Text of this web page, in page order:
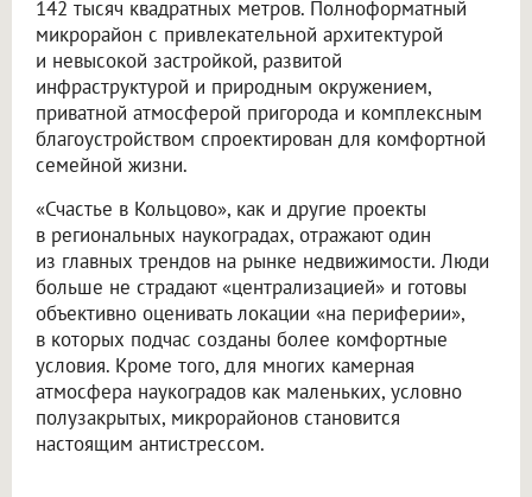
142 тысяч квадратных метров. Полноформатный
микрорайон с привлекательной архитектурой
и невысокой застройкой, развитой
инфраструктурой и природным окружением,
приватной атмосферой пригорода и комплексным
благоустройством спроектирован для комфортной
семейной жизни.
«Счастье в Кольцово», как и другие проекты
в региональных наукоградах, отражают один
из главных трендов на рынке недвижимости. Люди
больше не страдают «централизацией» и готовы
объективно оценивать локации «на периферии»,
в которых подчас созданы более комфортные
условия. Кроме того, для многих камерная
атмосфера наукоградов как маленьких, условно
полузакрытых, микрорайонов становится
настоящим антистрессом.